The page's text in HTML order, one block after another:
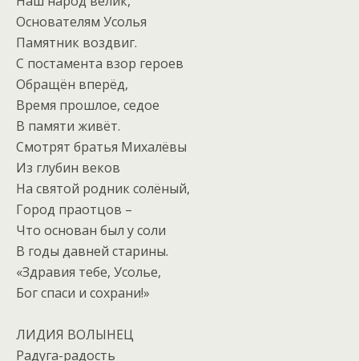
Основателям Усолья
Памятник воздвиг.
С постамента взор героев
Обращён вперёд,
Время прошлое, седое
В памяти живёт.
Смотрят братья Михалёвы
Из глубин веков
На святой родник солёный,
Город праотцов –
Что основан был у соли
В годы давней старины.
«Здравия тебе, Усолье,
Бог спаси и сохрани!»
ЛИДИЯ ВОЛЫНЕЦ
Радуга-радость